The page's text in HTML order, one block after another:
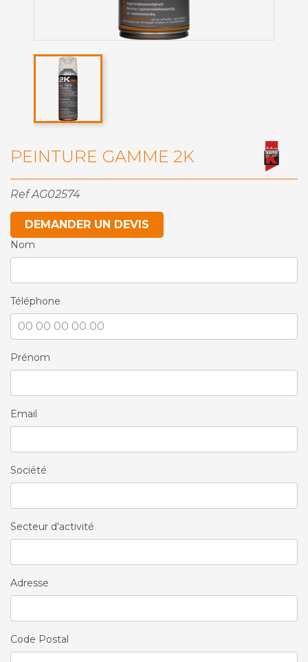
PEINTURE GAMME 2K
Ref AG02574
DEMANDER UN DEVIS
Nom
Téléphone
Prénom
Email
Société
Secteur d'activité
Adresse
Code Postal